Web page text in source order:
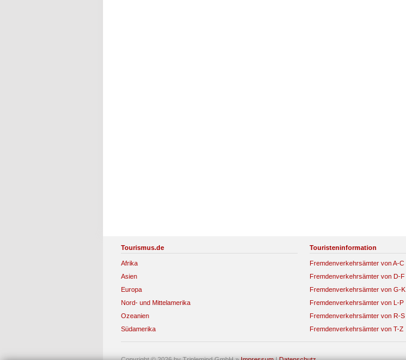
Tourismus.de
Afrika
Asien
Europa
Nord- und Mittelamerika
Ozeanien
Südamerika
Touristeninformation
Fremdenverkehrsämter von A-C
Fremdenverkehrsämter von D-F
Fremdenverkehrsämter von G-K
Fremdenverkehrsämter von L-P
Fremdenverkehrsämter von R-S
Fremdenverkehrsämter von T-Z